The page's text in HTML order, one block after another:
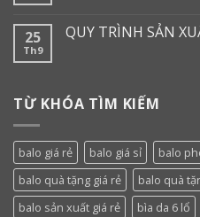
25
Th9
QUY TRÌNH SẢN
TỪ KHÓA TÌM KIẾM
balo giá rẻ balo giá sỉ balo
balo quà tặng giá rẻ
balo quà
balo sản xuất giá rẻ
bìa da 6 lổ